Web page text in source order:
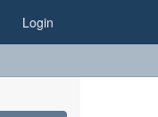
Login